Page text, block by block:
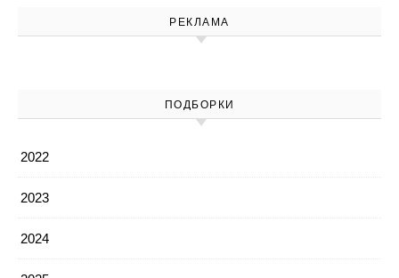
РЕКЛАМА
ПОДБОРКИ
2022
2023
2024